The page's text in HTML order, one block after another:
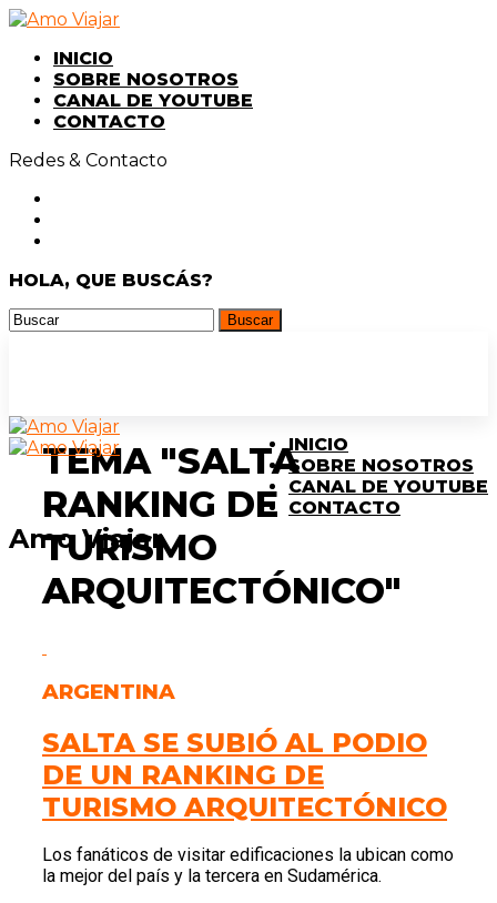
INICIO
SOBRE NOSOTROS
CANAL DE YOUTUBE
CONTACTO
Redes & Contacto
HOLA, QUE BUSCÁS?
Amo Viajar
INICIO
SOBRE NOSOTROS
CANAL DE YOUTUBE
CONTACTO
TEMA "SALTA
RANKING DE
TURISMO
ARQUITECTÓNICO"
ARGENTINA
SALTA SE SUBIÓ AL PODIO
DE UN RANKING DE
TURISMO ARQUITECTÓNICO
Los fanáticos de visitar edificaciones la ubican como
la mejor del país y la tercera en Sudamérica.